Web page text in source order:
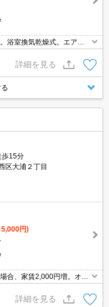
浴室換気乾燥式。エアコ
総支払額の3.4%＋800円/
詳細を見る
歩15分
区大浦２丁目
5,000円)
合、家賃2,000円増。オー
詳細を見る